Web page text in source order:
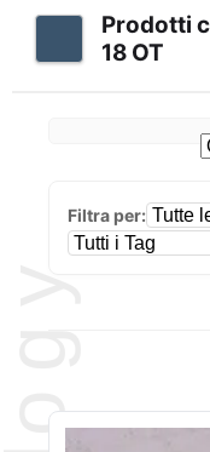
Prodotti
18 OT
Filtra per: